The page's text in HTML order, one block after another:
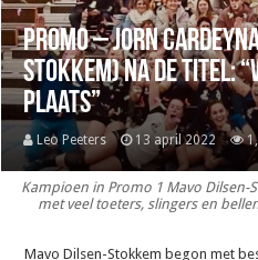
Promo – Jorn
Stokkem) na de titel:
plaats”
Leo Peeters 13 april 2022
Kampioen in Promo 1 Mavo Dilsen-
met veel toeters, slingers en
Mavo Dilsen-Stokkem begon met